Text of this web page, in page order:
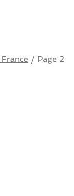
/ Page 2